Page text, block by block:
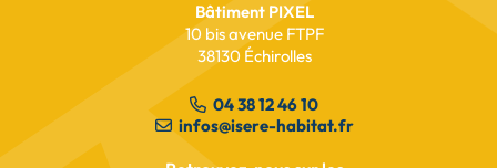
Bâtiment PIXEL
10 bis avenue FTPF
38130 Échirolles
04 38 12 46 10
infos@isere-habitat.fr